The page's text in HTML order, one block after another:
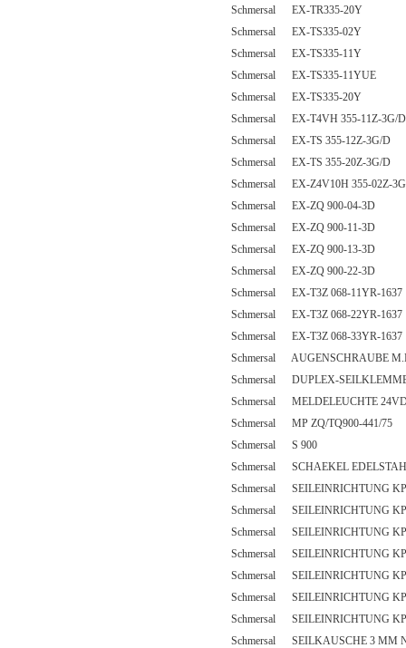
Schmersal EX-TR335-20Y
Schmersal EX-TS335-02Y
Schmersal EX-TS335-11Y
Schmersal EX-TS335-11YUE
Schmersal EX-TS335-20Y
Schmersal EX-T4VH 355-11Z-3G/D
Schmersal EX-TS 355-12Z-3G/D
Schmersal EX-TS 355-20Z-3G/D
Schmersal EX-Z4V10H 355-02Z-
Schmersal EX-ZQ 900-04-3D
Schmersal EX-ZQ 900-11-3D
Schmersal EX-ZQ 900-13-3D
Schmersal EX-ZQ 900-22-3D
Schmersal EX-T3Z 068-11YR-1637
Schmersal EX-T3Z 068-22YR-1637
Schmersal EX-T3Z 068-33YR-1637
Schmersal AUGENSCHRAUBE
Schmersal DUPLEX-
Schmersal MELDELEUCHTE
Schmersal MP ZQ/TQ900-441/75
Schmersal S 900
Schmersal SCHAEKEL
Schmersal SEILEINRICHTUNG
Schmersal SEILEINRICHTUNG
Schmersal SEILEINRICHTUNG
Schmersal SEILEINRICHTUNG
Schmersal SEILEINRICHTUNG
Schmersal SEILEINRICHTUNG
Schmersal SEILEINRICHTUNG
Schmersal SEILKAUSCHE 3 MM